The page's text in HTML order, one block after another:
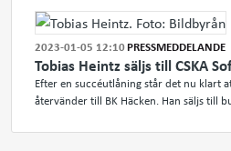
2023-01-05 12:10PRESSMEDDELANDE
Tobias Heintz säljs till CSKA
Efter en succéutlåning står det nu klart
återvänder till BK Häcken. Han säljs till